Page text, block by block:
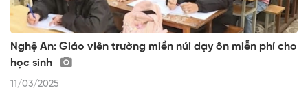
Nghệ An: Giáo viên trường miền núi dạy ôn miễn phí cho
học sinh
11/03/2025